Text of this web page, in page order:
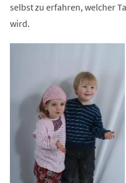
selbst zu erfahren, welcher
wird.